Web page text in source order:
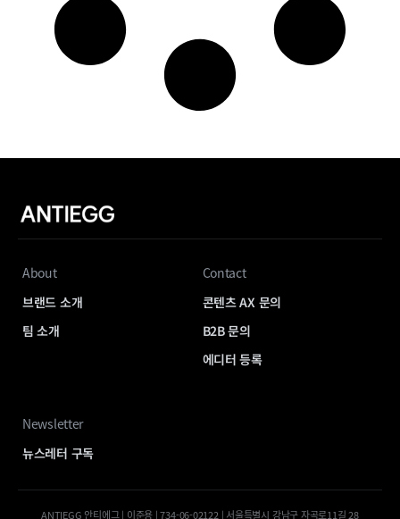
About
브랜드 소개
팀 소개
Contact
콘텐츠 AX 문의
B2B 문의
에디터 등록
Newsletter
뉴스레터 구독
ANTIEGG 안티에그 | 이준용 | 734-06-02122 | 서울특별시 강남구 자곡로11길 28